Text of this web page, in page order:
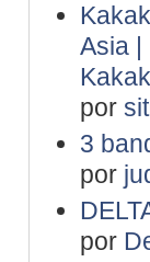
Asia |
por
3
por
por